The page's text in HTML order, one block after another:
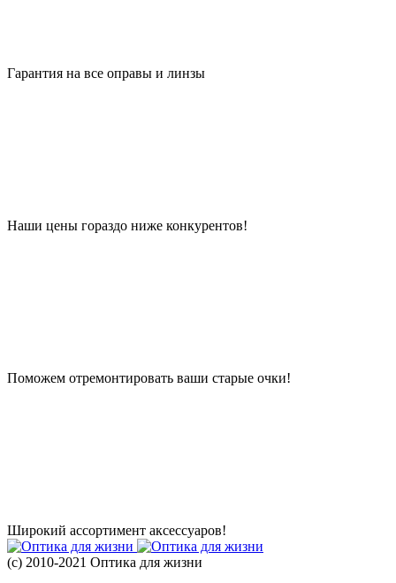
Гарантия на все оправы и линзы
Наши цены гораздо ниже конкурентов!
Поможем отремонтировать ваши старые очки!
Широкий ассортимент аксессуаров!
(с) 2010-2021 Оптика для жизни